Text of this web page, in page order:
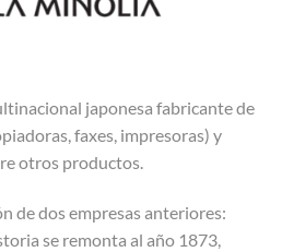
japonesa fabricante de
faxes, impresoras) y
otros productos.
de dos empresas anteriores:
se remonta al año 1873,